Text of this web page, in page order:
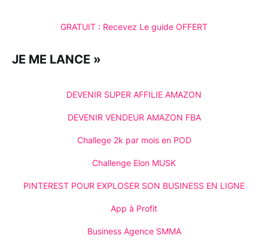
GRATUIT : Recevez Le guide OFFERT
JE ME LANCE »
DEVENIR SUPER AFFILIE AMAZON
DEVENIR VENDEUR AMAZON FBA
Challege 2k par mois en POD
Challenge Elon MUSK
PINTEREST POUR EXPLOSER SON BUSINESS EN LIGNE
App à Profit
Business Agence SMMA